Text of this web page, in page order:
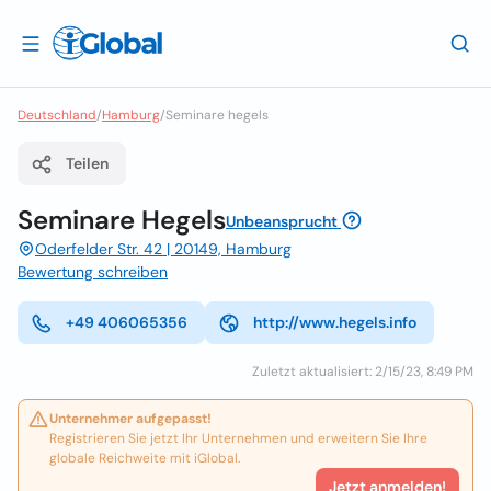
Deutschland/Hamburg/Seminare hegels
Teilen
Seminare HegelsUnbeansprucht
Oderfelder Str. 42 | 20149, Hamburg
Bewertung schreiben
+49 406065356 http://www.hegels.info
Zuletzt aktualisiert: 2/15/23, 8:49 PM
Unternehmer aufgepasst!
Registrieren Sie jetzt Ihr Unternehmen und erweitern Sie Ihre
globale Reichweite mit iGlobal.
Jetzt anmelden!